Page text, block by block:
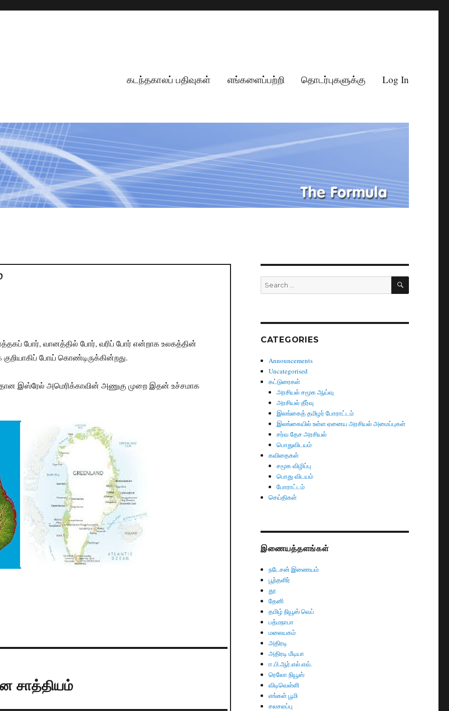
கடந்தகாலப் பதிவுகள் எங்களைப்பற்றி தொடர்புகளுக்கு Log In
போர், வானத்தில் போர், வரிப் போர் என்றாக உலகத்தின்
போய் கொண்டிருக்கின்றது.
இஸ்ரேல் அமெரிக்காவின் அணுகு முறை இதன் உச்சமாக
சாத்தியம்
Search
for:
SEARCH
CATEGORIES
Announcements
Uncategorised
கட்டுரைகள்
அரசியல் சமூக ஆய்வு
அரசியல் தீர்வு
இலங்கைத் தமிழர் போராட்டம்
இலங்கையில் உள்ள ஏனைய அரசியல் அமைப்புகள்
சர்வ தேச அரசியல்
பொதுவிடயம்
கவிதைகள்
சமூக விழிப்பு
பொது விடயம்
போராட்டம்
செய்திகள்
இணையத்தளங்கள்
நடேசன் இணையம்
பூந்தளிர்
தூ
தேனி
தமிழ் நியூஸ் வெப்
பத்மநாபா
மலையகம்
அதிரடி
அதிரடி மீடியா
ஈ.பி.ஆர்.எல்.எவ்.
ரெலோ நியூஸ்
விடிவெள்ளி
எங்கள் பூமி
சலசலப்பு